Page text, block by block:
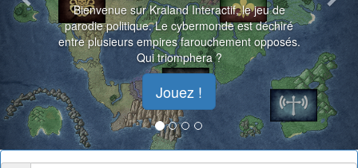
Bienvenue sur Kraland Interactif, le jeu de
parodie politique. Le cybermonde est déchiré
entre plusieurs empires farouchement opposés.
Qui triomphera ?
Jouez !